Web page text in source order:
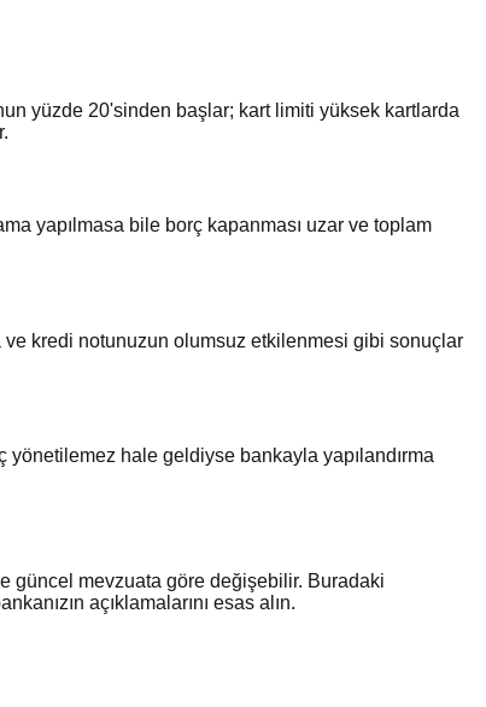
yüzde 20'sinden başlar; kart limiti yüksek kartlarda
yapılmasa bile borç kapanması uzar ve toplam
ve kredi notunuzun olumsuz etkilenmesi gibi sonuçlar
yönetilemez hale geldiyse bankayla yapılandırma
güncel mevzuata göre değişebilir. Buradaki
açıklamalarını esas alın.